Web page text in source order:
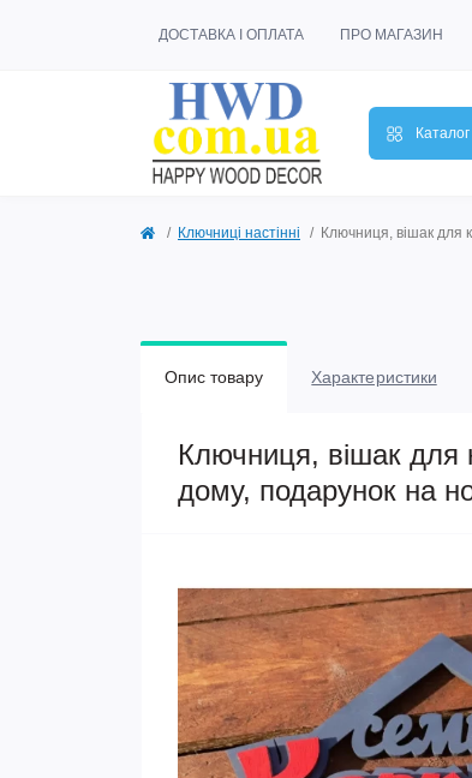
ДОСТАВКА І ОПЛАТА ПРО МАГАЗИН
Каталог
Ключниці настінні Ключниця, вішак для
Опис товару Характеристики
Ключниця, вішак для
дому, подарунок на